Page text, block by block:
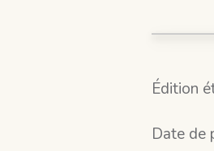
Édition
Date de